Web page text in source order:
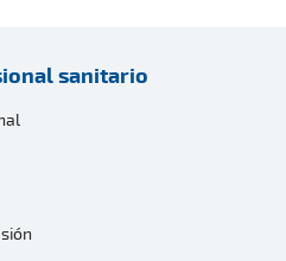
sanitario